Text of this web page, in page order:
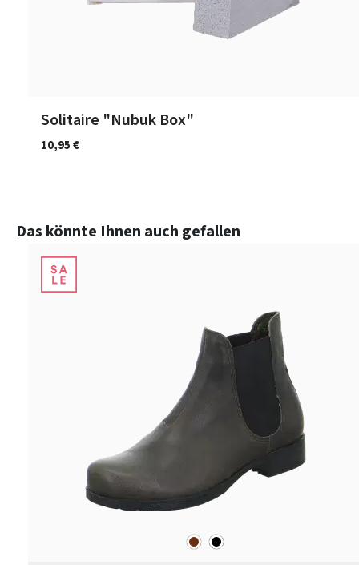
Solitaire "Nubuk Box"
10,95 €
Produktgalerie überspringen
Das könnte Ihnen auch gefallen
braunschwarz